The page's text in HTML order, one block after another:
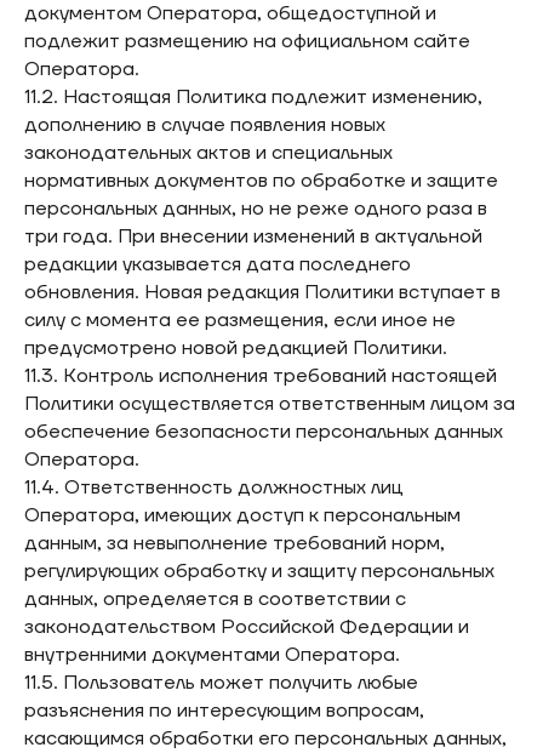
документом Оператора, общедоступной и
подлежит размещению на официальном сайте
Оператора.
11.2. Настоящая Политика подлежит изменению,
дополнению в случае появления новых
законодательных актов и специальных
нормативных документов по обработке и защите
персональных данных, но не реже одного раза в
три года. При внесении изменений в актуальной
редакции указывается дата последнего
обновления. Новая редакция Политики вступает в
силу с момента ее размещения, если иное не
предусмотрено новой редакцией Политики.
11.3. Контроль исполнения требований настоящей
Политики осуществляется ответственным лицом за
обеспечение безопасности персональных данных
Оператора.
11.4. Ответственность должностных лиц
Оператора, имеющих доступ к персональным
данным, за невыполнение требований норм,
регулирующих обработку и защиту персональных
данных, определяется в соответствии с
законодательством Российской Федерации и
внутренними документами Оператора.
11.5. Пользователь может получить любые
разъяснения по интересующим вопросам,
касающимся обработки его персональных данных,